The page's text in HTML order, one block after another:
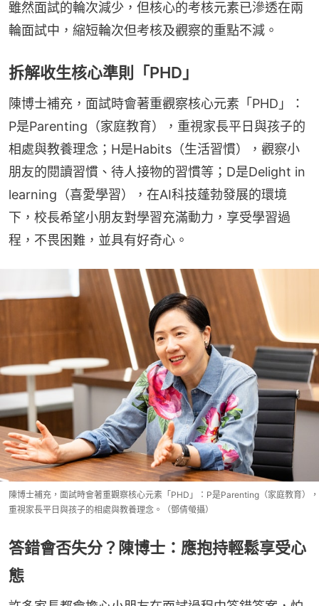
雖然面試的輪次減少，但核心的考核元素已滲透在兩
輪面試中，縮短輪次但考核及觀察的重點不減。
拆解收生核心準則「PHD」
陳博士補充，面試時會著重觀察核心元素「PHD」：
P是Parenting（家庭教育），重視家長平日與孩子的
相處與教養理念；H是Habits（生活習慣），觀察小
朋友的閱讀習慣、待人接物的習慣等；D是Delight in
learning（喜愛學習），在AI科技蓬勃發展的環境
下，校長希望小朋友對學習充滿動力，享受學習過
程，不畏困難，並具有好奇心。
陳博士補充，面試時會著重觀察核心元素「PHD」：P是Parenting（家庭教育），
重視家長平日與孩子的相處與教養理念。（鄧倩螢攝）
答錯會否失分？陳博士：應抱持輕鬆享受心
態